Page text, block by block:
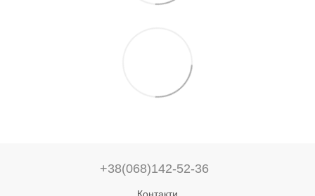
+38(068)142-52-36
Контакти